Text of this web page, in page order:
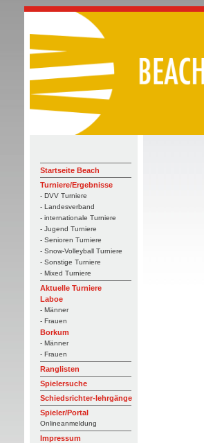
Startseite Beach
Turniere/Ergebnisse
- DVV Turniere
- Landesverband
- internationale Turniere
- Jugend Turniere
- Senioren Turniere
- Snow-Volleyball Turniere
- Sonstige Turniere
- Mixed Turniere
Aktuelle Turniere
Laboe
- Männer
- Frauen
Borkum
- Männer
- Frauen
Ranglisten
Spielersuche
Schiedsrichter-lehrgänge
Spieler/Portal
Onlineanmeldung
Impressum